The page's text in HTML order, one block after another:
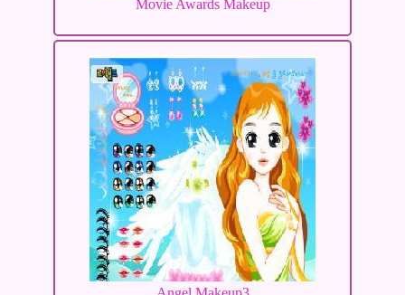
Movie Awards Makeup